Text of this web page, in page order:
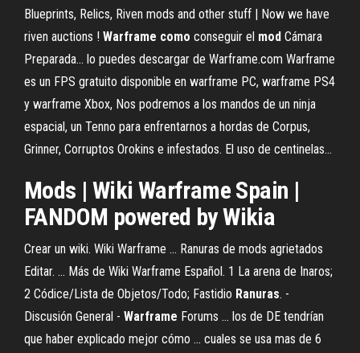
Blueprints, Relics, Riven mods and other stuff | Now we have
riven auctions ! Warframe como conseguir el mod Cámara
Preparada... lo puedes descargar de Warframe.com Warframe
es un FPS gratuito disponible en warframe PC, warframe PS4
y warframe Xbox, Nos podremos a los mandos de un ninja
espacial, un Tenno para enfrentarnos a hordas de Corpus,
Grinner, Corruptos Orokins e infestados. El uso de centinelas...
Mods | Wiki Warframe Spain |
FANDOM powered by Wikia
Crear un wiki. Wiki Warframe ... Ranuras de mods agrietados
Editar. ... Más de Wiki Warframe Español. 1 La arena de Inaros;
2 Códice/Lista de Objetos/Todo; Fastidio Ranuras. -
Discusión General - Warframe Forums ... los de DE tendrían
que haber explicado mejor cómo ... cuales se usa mas de 6